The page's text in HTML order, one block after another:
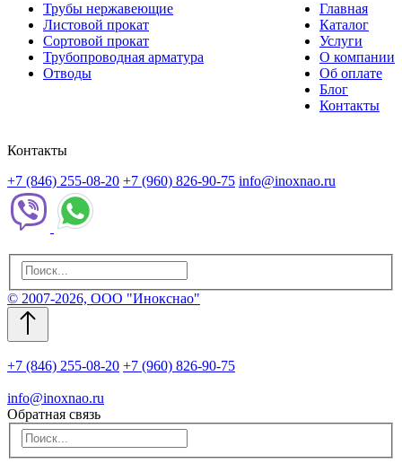
Трубы нержавеющие
Листовой прокат
Сортовой прокат
Трубопроводная арматура
Отводы
Главная
Каталог
Услуги
О компании
Об оплате
Блог
Контакты
Контакты
+7 (846) 255-08-20 +7 (960) 826-90-75 info@inoxnao.ru
© 2007-2026, ООО "Инокснао"
+7 (846) 255-08-20 +7 (960) 826-90-75
info@inoxnao.ru
Обратная связь